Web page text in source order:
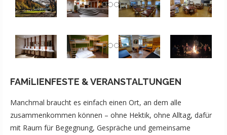
FAMiLIENFESTE & VERANSTALTUNGEN
Manchmal braucht es einfach einen Ort, an dem alle
zusammenkommen können – ohne Hektik, ohne Alltag, dafür
mit Raum für Begegnung, Gespräche und gemeinsame